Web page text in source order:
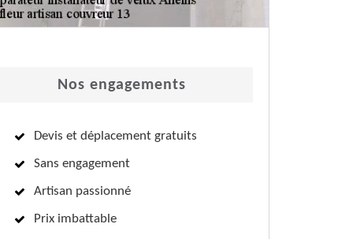
Nos engagements
Devis et déplacement gratuits
Sans engagement
Artisan passionné
Prix imbattable